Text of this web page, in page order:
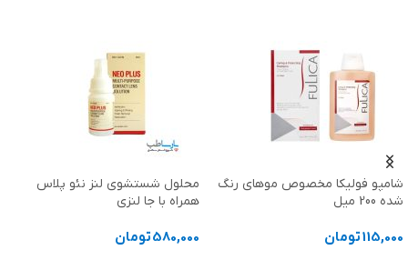
محلول شستشوی لنز نئو پلاس
همراه با جا لنزی
580,000تومان
کاندوم خاردار داتد اورس Ours
Dotted بسته سه عددی
80,000تومان